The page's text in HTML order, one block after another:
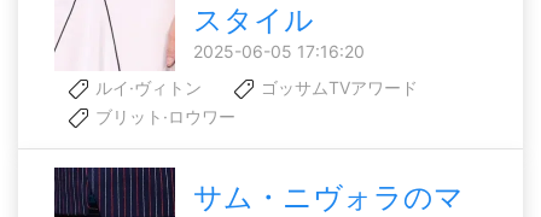
スタイル
2025-06-05 17:16:20
ルイ·ヴィトン
ゴッサムTVアワード
ブリット·ロウワー
サム・ニヴォラのマ